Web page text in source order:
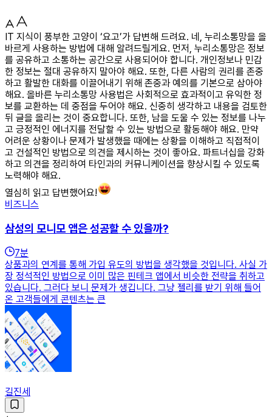
IT 지식이 풍부한 고양이 ‘요고’가 답변해 드려요. 네, 누리소통망을 올
바르게 사용하는 방법에 대해 알려드릴게요. 먼저, 누리소통망은 정보
를 공유하고 소통하는 공간으로 사용되어야 합니다. 개인정보나 민감
한 정보는 절대 공유하지 말아야 해요. 또한, 다른 사람의 권리를 존중
하고 활발한 대화를 이끌어내기 위해 존중과 예의를 기본으로 삼아야
해요. 올바른 누리소통망 사용법은 사회적으로 효과적이고 유익한 정
보를 교환하는 데 중점을 두어야 해요. 신중히 생각하고 내용을 검토한
뒤 글을 올리는 것이 중요합니다. 또한, 남을 도울 수 있는 정보를 나누
고 긍정적인 에너지를 전달할 수 있는 방법으로 활동해야 해요. 만약
어려운 상황이나 문제가 발생했을 때에는 상황을 이해하고 직접적이
고 건설적인 방법으로 의견을 제시하는 것이 좋아요. 파트너십을 강화
하고 의견을 정리하여 타인과의 커뮤니케이션을 향상시킬 수 있도록
노력해야 해요.
열심히 읽고 답변했어요!
비즈니스
삼성의 모니모 앱은 성공할 수 있을까?
7분
상품과의 연계를 통해 가입 유도의 방법을 생각했을 것입니다. 사실 가
장 정석적인 방법으로 이미 많은 핀테크 앱에서 비슷한 전략을 취하고
있습니다. 그러다 보니 문제가 생깁니다. 그냥 젤리를 받기 위해 들어
온 고객들에게 콘텐츠는 큰
길진세